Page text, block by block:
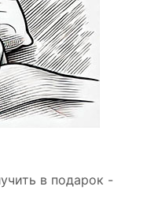
в подарок -